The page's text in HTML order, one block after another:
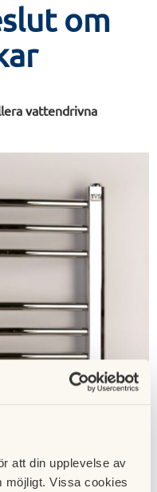
att din upplevelse av
möjligt. Vissa cookies
om
vattendrivna